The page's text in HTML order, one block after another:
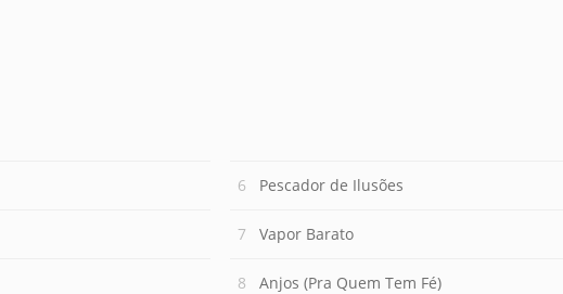
Pescador de Ilusões
Vapor Barato
Anjos (Pra Quem Tem Fé)